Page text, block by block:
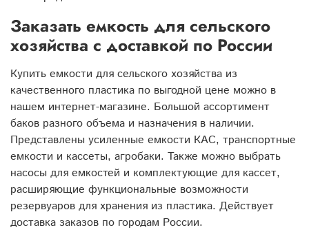
Заказать емкость для сельского
хозяйства с доставкой по России
Купить емкости для сельского хозяйства из
качественного пластика по выгодной цене можно в
нашем интернет-магазине. Большой ассортимент
баков разного объема и назначения в наличии.
Представлены усиленные емкости КАС, транспортные
емкости и кассеты, агробаки. Также можно выбрать
насосы для емкостей и комплектующие для кассет,
расширяющие функциональные возможности
резервуаров для хранения из пластика. Действует
доставка заказов по городам России.